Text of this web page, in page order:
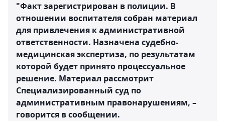
"Факт зарегистрирован в полиции. В
отношении воспитателя собран материал
для привлечения к административной
ответственности. Назначена судебно-
медицинская экспертиза, по результатам
которой будет принято процессуальное
решение. Материал рассмотрит
Специализированный суд по
административным правонарушениям, –
говорится в сообщении.